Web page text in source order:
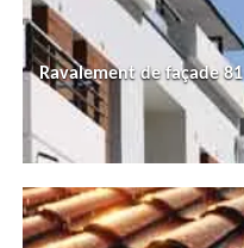
Ravalement de façade 81